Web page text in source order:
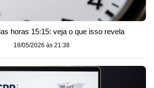
horas 15:15: veja o que isso revela
18/05/2026 às 21:38